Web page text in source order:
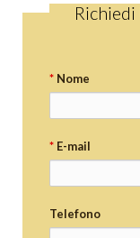
* Nome
* E-mail
Telefono